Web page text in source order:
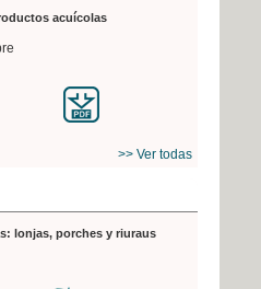
acuícolas
>> Ver todas
lonjas, porches y riuraus